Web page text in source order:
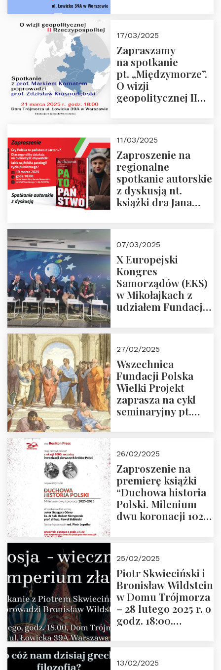
“Rosja-Niemcy…”
17/03/2025
Zapraszamy
na spotkanie
pt. „Międzymorze”.
O wizji
geopolitycznej II
i prof.
Krasnodębski
11/03/2025
Zaproszenie na
regionalne
spotkanie autorskie
z dyskusją nt.
książki dra Jana
07/03/2025
X Europejski
Kongres
Samorządów (EKS)
w Mikołajkach z
udziałem Fundacji
27/02/2025
Wszechnica
Fundacji Polska
Wielki Projekt
zaprasza na cykl
seminaryjny pt.
26/02/2025
Zaproszenie na
premierę książki
“Duchowa historia
Polski. Milenium
dwu koronacji 1025-
2025 r. godz. 17:30,
DAW ul. Miodowa
17/19
25/02/2025
Piotr Skwieciński i
Bronisław Wildstein
w Domu Trójmorza
– 28 lutego 2025 r. o
godz. 18:00.
13/02/2025